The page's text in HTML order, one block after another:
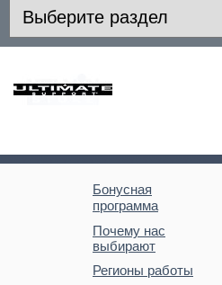
Бонусная
программа
Почему нас
выбирают
Регионы работы